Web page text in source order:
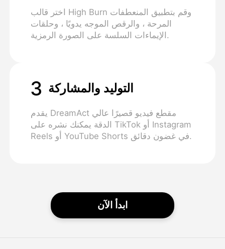
اختر قالب High Burn وقم بتطبيق المنعطفات
المرحة ، والرقص الموجه يدويًا ، وحلقات
الإيماءات السلسة على الصورة الرمزية.
3 التوليد والمشاركة
يقدم DreamAct مقطع فيديو قصيرًا عالي
الدقة يمكنك نشره على TikTok أو Instagram
Reels أو YouTube Shorts في غضون دقائق.
ابدأ الآن